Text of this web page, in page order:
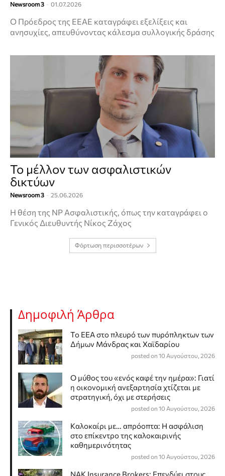
Newsroom 3 - 01.07.2026
Ο Πρόεδρος της ΕΕΑΕ καταγράφει εξελίξεις και
ανησυχίες, απευθύνοντας κάλεσμα συλλογικής δράσης
To μέλλον των ασφαλιστικών
δικτύων
Newsroom 3 - 25.06.2026
Η θέση της NP Ασφαλιστικής, όπως την καταγράφει ο
Γενικός Διευθυντής Νίκος Ζάχος
Φόρτωση περισσοτέρων
Δημοφιλή Άρθρα
Το ΕΕΑ στο πλευρό των πυρόπληκτων των
Δήμων Μάνδρας και Χαϊδαρίου
posted on 10 Αυγούστου, 2026
Ο μύθος του «ενός καφέ την ημέρα»: Γιατί
η οικονομική ανεξαρτησία χτίζεται με
στρατηγική, όχι με στερήσεις
posted on 10 Αυγούστου, 2026
Καλοκαίρι με… απρόοπτα: Η ασφάλιση
στο επίκεντρο της καλοκαιρινής
καθημερινότητας
posted on 10 Αυγούστου, 2026
NAK Insurance Brokers: Επενδύει στους